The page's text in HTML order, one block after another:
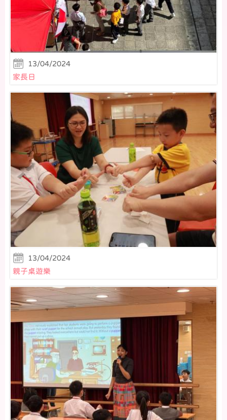
13/04/2024
家長日
13/04/2024
親子桌遊樂